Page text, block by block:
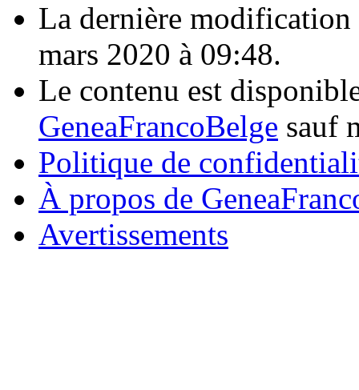
La dernière modification
mars 2020 à 09:48.
Le contenu est
GeneaFrancoBelge sauf
Politique de
À propos de
Avertissements